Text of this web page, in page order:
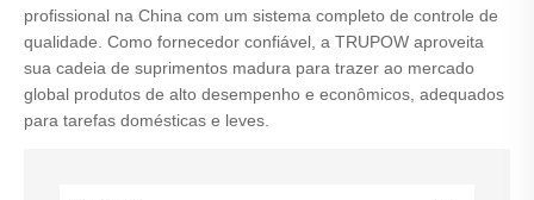
profissional na China com um sistema completo de controle de
qualidade. Como fornecedor confiável, a TRUPOW aproveita
sua cadeia de suprimentos madura para trazer ao mercado
global produtos de alto desempenho e econômicos, adequados
para tarefas domésticas e leves.